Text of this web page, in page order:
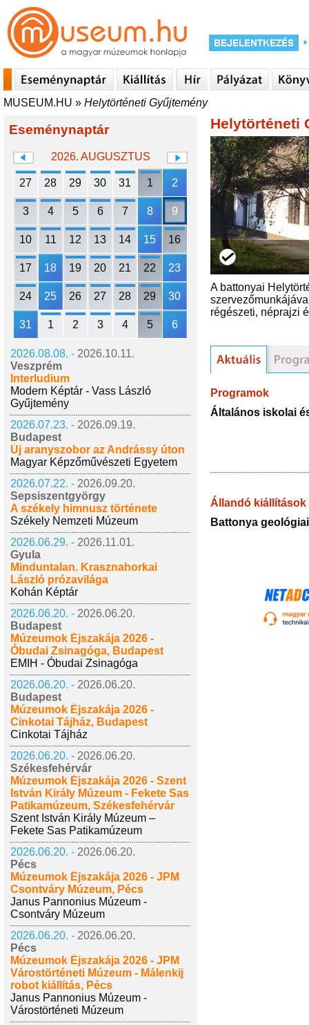
MUSEUM.HU » Helytörténeti Gyűjtemény
Eseménynaptár
2026. AUGUSZTUS
27 28 29 30 31 1 2
3 4 5 6 7 8 9
10 11 12 13 14 15 16
17 18 19 20 21 22 23
24 25 26 27 28 29 30
31 1 2 3 4 5 6
2026.08.08. - 2026.10.11.
Veszprém
Interludium
Modern Képtár - Vass László
Gyűjtemény
2026.07.23. - 2026.09.19.
Budapest
Új aranyszobor az Andrássy úton
Magyar Képzőművészeti Egyetem
2026.07.22. - 2026.09.20.
Sepsiszentgyörgy
A székely himnusz története
Székely Nemzeti Múzeum
2026.06.29. - 2026.11.01.
Gyula
Minduntalan. Krasznahorkai
László prózavilága
Kohán Képtár
2026.06.20. - 2026.06.20.
Budapest
Múzeumok Éjszakája 2026 -
Óbudai Zsinagóga, Budapest
EMIH - Óbudai Zsinagóga
2026.06.20. - 2026.06.20.
Budapest
Múzeumok Éjszakája 2026 -
Cinkotai Tájház, Budapest
Cinkotai Tájház
2026.06.20. - 2026.06.20.
Székesfehérvár
Múzeumok Éjszakája 2026 - Szent
István Király Múzeum - Fekete Sas
Patikamúzeum, Székesfehérvár
Szent István Király Múzeum –
Fekete Sas Patikamúzeum
2026.06.20. - 2026.06.20.
Pécs
Múzeumok Éjszakája 2026 - JPM
Csontváry Múzeum, Pécs
Janus Pannonius Múzeum -
Csontváry Múzeum
2026.06.20. - 2026.06.20.
Pécs
Múzeumok Éjszakája 2026 - JPM
Várostörténeti Múzeum - Málenkij
robot kiállítás, Pécs
Janus Pannonius Múzeum -
Várostörténeti Múzeum
Helytörténeti
A battonyai
régészeti, néprajzi
Programok
Általános iskolai
Állandó kiállítások
Battonya